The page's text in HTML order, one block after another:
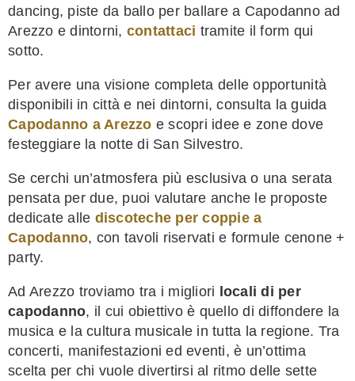
dancing, piste da ballo per ballare a Capodanno ad
Arezzo e dintorni, contattaci tramite il form qui
sotto.
Per avere una visione completa delle opportunità
disponibili in città e nei dintorni, consulta la guida
Capodanno a Arezzo e scopri idee e zone dove
festeggiare la notte di San Silvestro.
Se cerchi un’atmosfera più esclusiva o una serata
pensata per due, puoi valutare anche le proposte
dedicate alle discoteche per coppie a
Capodanno, con tavoli riservati e formule cenone +
party.
Ad Arezzo troviamo tra i migliori locali di per
capodanno, il cui obiettivo è quello di diffondere la
musica e la cultura musicale in tutta la regione. Tra
concerti, manifestazioni ed eventi, è un’ottima
scelta per chi vuole divertirsi al ritmo delle sette